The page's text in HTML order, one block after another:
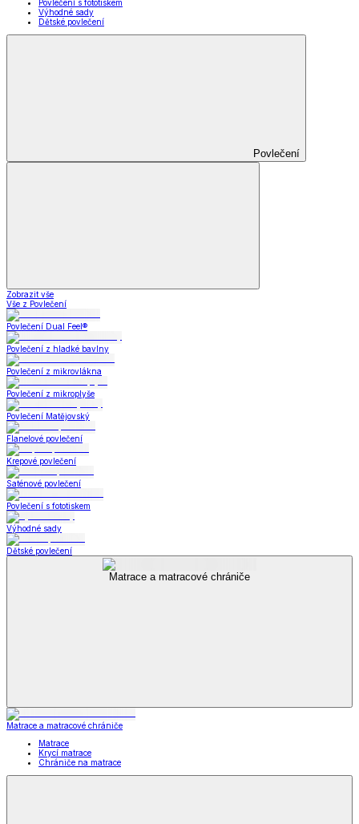
Povlečení s fototiskem
Výhodné sady
Dětské povlečení
Povlečení
Zobrazit vše
Vše z Povlečení
Povlečení Dual Feel®
Povlečení z hladké bavlny
Povlečení z mikrovlákna
Povlečení z mikroplyše
Povlečení Matějovský
Flanelové povlečení
Krepové povlečení
Saténové povlečení
Povlečení s fototiskem
Výhodné sady
Dětské povlečení
Matrace a matracové chrániče
Matrace a matracové chrániče
Matrace
Krycí matrace
Chrániče na matrace